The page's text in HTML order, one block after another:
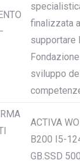
finalizzata a
supportare
sviluppo
ACTIVA
B200 I5-
GB.SSD